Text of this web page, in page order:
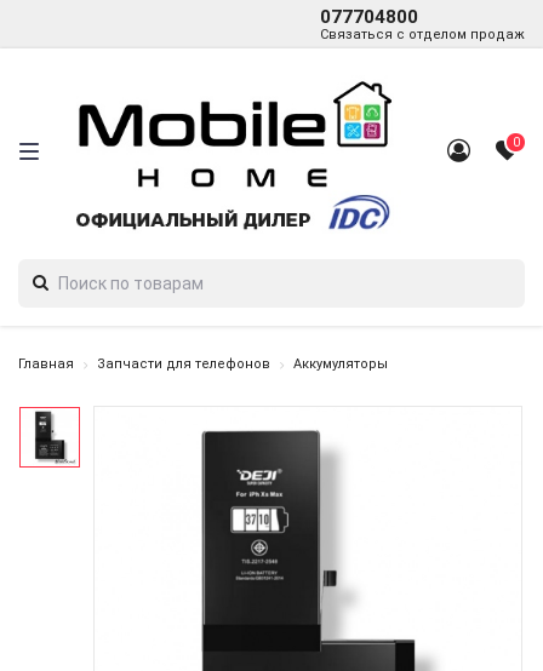
077704800
Связаться с отделом продаж
0
Главная Запчасти для телефонов Аккумуляторы